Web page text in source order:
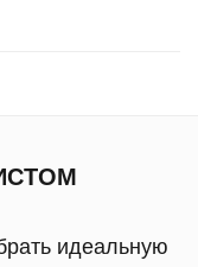
идеальную